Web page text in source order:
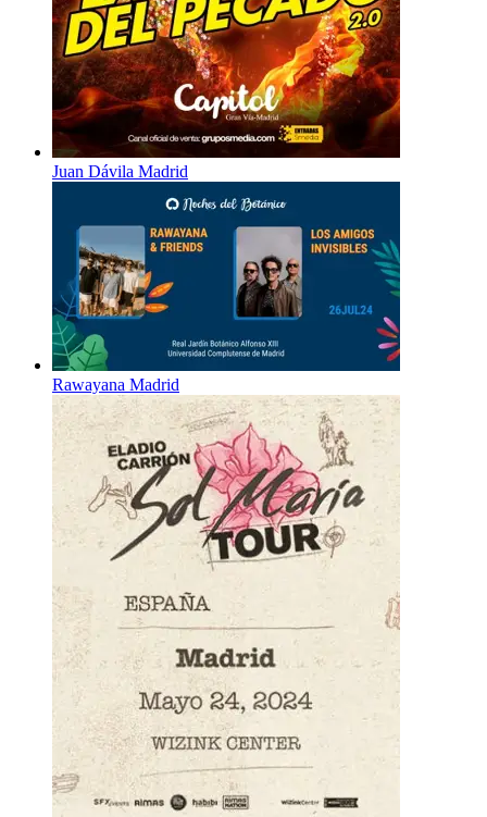
Juan Dávila Madrid
Rawayana Madrid